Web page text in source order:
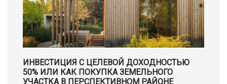
ИНВЕСТИЦИЯ С ЦЕЛЕВОЙ ДОХОДНОСТЬЮ
50% ИЛИ КАК ПОКУПКА ЗЕМЕЛЬНОГО
УЧАСТКА В ПЕРСПЕКТИВНОМ РАЙОНЕ